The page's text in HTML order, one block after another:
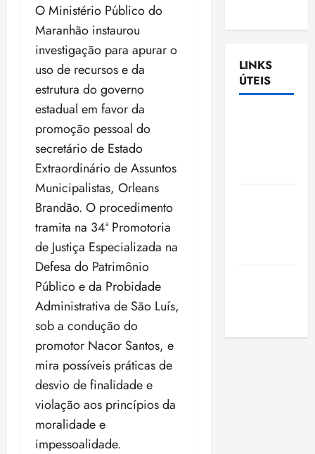
O Ministério Público do
Maranhão instaurou
investigação para apurar o
uso de recursos e da
estrutura do governo
estadual em favor da
promoção pessoal do
secretário de Estado
Extraordinário de Assuntos
Municipalistas, Orleans
Brandão. O procedimento
tramita na 34ª Promotoria
de Justiça Especializada na
Defesa do Patrimônio
Público e da Probidade
Administrativa de São Luís,
sob a condução do
promotor Nacor Santos, e
mira possíveis práticas de
desvio de finalidade e
violação aos princípios da
moralidade e
impessoalidade.
LINKS
ÚTEIS